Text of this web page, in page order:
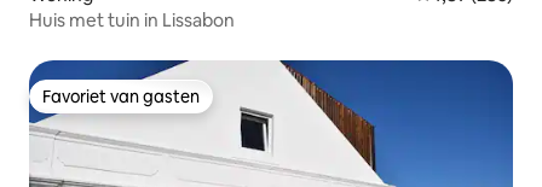
Huis met tuin in Lissabon
Favoriet van gasten
Favoriet van gasten